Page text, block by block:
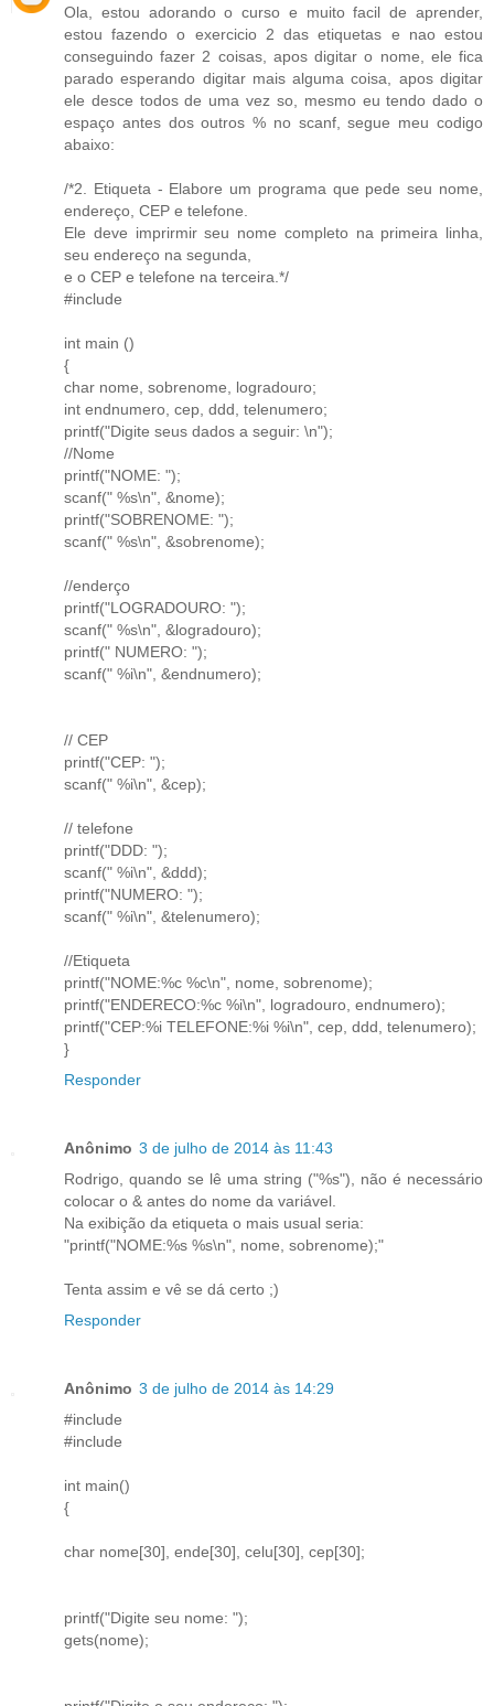
Ola, estou adorando o curso e muito facil de aprender,
estou fazendo o exercicio 2 das etiquetas e nao estou
conseguindo fazer 2 coisas, apos digitar o nome, ele fica
parado esperando digitar mais alguma coisa, apos digitar
ele desce todos de uma vez so, mesmo eu tendo dado o
espaço antes dos outros % no scanf, segue meu codigo
abaixo:
/*2. Etiqueta - Elabore um programa que pede seu nome,
endereço, CEP e telefone.
Ele deve imprirmir seu nome completo na primeira linha,
seu endereço na segunda,
e o CEP e telefone na terceira.*/
#include
int main ()
{
char nome, sobrenome, logradouro;
int endnumero, cep, ddd, telenumero;
printf("Digite seus dados a seguir: \n");
//Nome
printf("NOME: ");
scanf(" %s\n", &nome);
printf("SOBRENOME: ");
scanf(" %s\n", &sobrenome);
//enderço
printf("LOGRADOURO: ");
scanf(" %s\n", &logradouro);
printf(" NUMERO: ");
scanf(" %i\n", &endnumero);
// CEP
printf("CEP: ");
scanf(" %i\n", &cep);
// telefone
printf("DDD: ");
scanf(" %i\n", &ddd);
printf("NUMERO: ");
scanf(" %i\n", &telenumero);
//Etiqueta
printf("NOME:%c %c\n", nome, sobrenome);
printf("ENDERECO:%c %i\n", logradouro, endnumero);
printf("CEP:%i TELEFONE:%i %i\n", cep, ddd, telenumero);
}
Responder
Anônimo 3 de julho de 2014 às 11:43
Rodrigo, quando se lê uma string ("%s"), não é necessário
colocar o & antes do nome da variável.
Na exibição da etiqueta o mais usual seria:
"printf("NOME:%s %s\n", nome, sobrenome);"
Tenta assim e vê se dá certo ;)
Responder
Anônimo 3 de julho de 2014 às 14:29
#include
#include
int main()
{
char nome[30], ende[30], celu[30], cep[30];
printf("Digite seu nome: ");
gets(nome);